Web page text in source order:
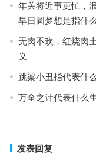
年关将近事更忙，
早日圆梦想是指什
无肉不欢，红烧肉
义
跳梁小丑指代表什
万全之计代表什么
发表回复